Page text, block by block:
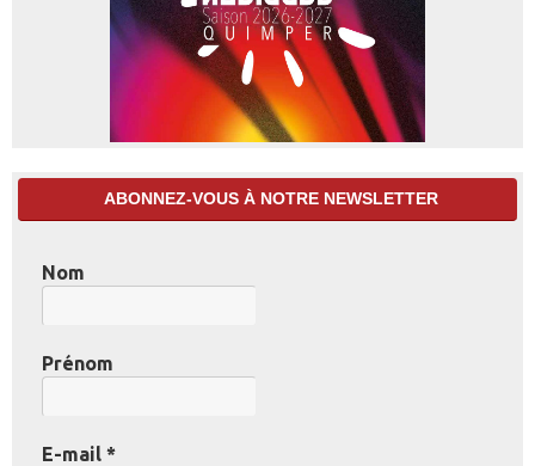
ABONNEZ-VOUS À NOTRE NEWSLETTER
Nom
Prénom
E-mail *